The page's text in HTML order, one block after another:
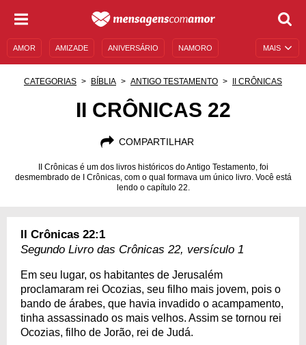
MAIS
AMOR AMIZADE ANIVERSÁRIO NAMORO
AUTOAJUDA
CATEGORIAS BÍBLIA ANTIGO TESTAMENTO II CRÔNICAS
II CRÔNICAS 22
COMPARTILHAR
II Crônicas é um dos livros históricos do Antigo Testamento, foi
desmembrado de I Crônicas, com o qual formava um único livro. Você está
lendo o capítulo 22.
II Crônicas 22:1
Segundo Livro das Crônicas 22, versículo 1
Em seu lugar, os habitantes de Jerusalém
proclamaram rei Ocozias, seu filho mais jovem, pois o
bando de árabes, que havia invadido o acampamento,
tinha assassinado os mais velhos. Assim se tornou rei
Ocozias, filho de Jorão, rei de Judá.